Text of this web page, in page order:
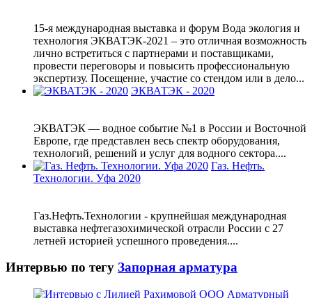
15-я международная выставка и форум Вода экология и
технология ЭКВАТЭК-2021 – это отличная возможность
лично встретиться с партнерами и поставщиками,
провести переговоры и повысить профессиональную
экспертизу. Посещение, участие со стендом или в дело...
ЭКВАТЭК - 2020
ЭКВАТЭК — водное событие №1 в России и Восточной
Европе, где представлен весь спектр оборудования,
технологий, решений и услуг для водного сектора....
Газ. Нефть.
Технологии. Уфа 2020
Газ.Нефть.Технологии - крупнейшая международная
выставка нефтегазохимической отрасли России с 27
летней историей успешного проведения....
Интервью по тегу Запорная арматура